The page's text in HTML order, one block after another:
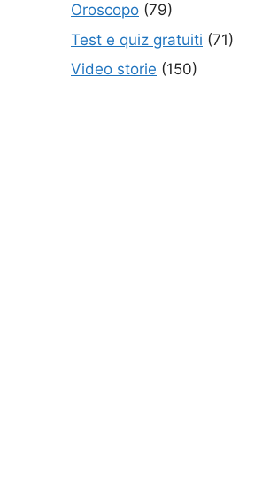
Oroscopo (79)
Test e quiz gratuiti (71)
Video storie (150)